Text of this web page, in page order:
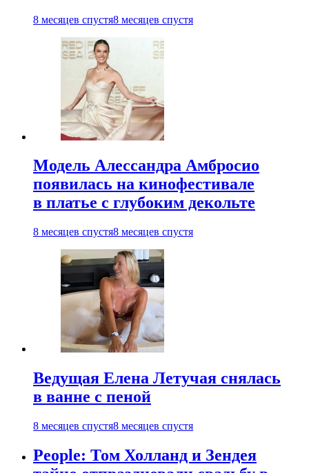
8 месяцев спустя8 месяцев спустя
Модель Алессандра Амбросио
появилась на кинофестивале
в платье с глубоким декольте
8 месяцев спустя8 месяцев спустя
Ведущая Елена Летучая снялась
в ванне с пеной
8 месяцев спустя8 месяцев спустя
People: Том Холланд и Зендея